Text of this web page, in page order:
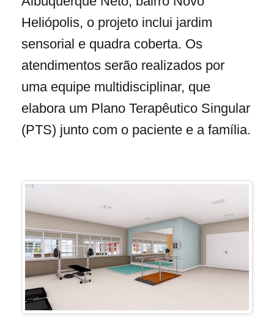
Heliópolis, o projeto inclui jardim
sensorial e quadra coberta. Os
atendimentos serão realizados por
uma equipe multidisciplinar, que
elabora um Plano Terapêutico Singular
(PTS) junto com o paciente e a família.